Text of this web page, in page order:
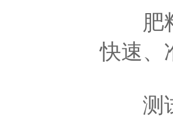
肥料
快速、
测试